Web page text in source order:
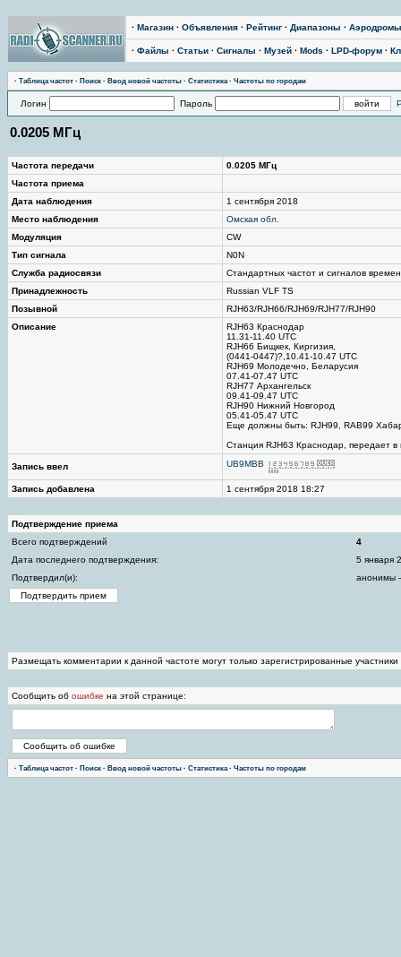
· Магазин · Объявления · Рейтинг · Диапазоны · Аэродромы
· Файлы · Статьи · Сигналы · Музей · Mods · LPD-форум ·
· Таблица частот · Поиск · Ввод новой частоты · Статистика· Частоты по городам
Логин Пароль
0.0205 МГц
Частота передачи
0.0205 МГц
Частота приема
Дата наблюдения
1 сентября 2018
Место наблюдения
Омская обл.
Модуляция
CW
Тип сигнала
N0N
Служба радиосвязи
Стандартных частот и сигналов
Принадлежность
Russian VLF TS
Позывной
RJH63/RJH66/RJH69/RJH77/RJH90
Описание
RJH63 Краснодар
11.31-11.40 UTC
RJH66 Бищкек, Киргизия,
(0441-0447)?,10.41-10.47 UTC
RJH69 Молодечно, Беларусия
07.41-07.47 UTC
RJH77 Архангельск
09.41-09.47 UTC
RJH90 Нижний Новгород
05.41-05.47 UTC
Еще должны быть: RJH99, RAB99
Станция RJH63 Краснодар, передает
Запись ввел UB9MBB
Запись добавлена 1 сентября 2018 18:27
Подтверждение приема
Всего подтверждений
4
Дата последнего подтверждения:
5 января
Подтвердил(и):
анонимы
Размещать комментарии к данной частоте могут только зарегистрированные
Сообщить об ошибке на этой странице:
· Таблица частот · Поиск · Ввод новой частоты · Статистика· Частоты по городам